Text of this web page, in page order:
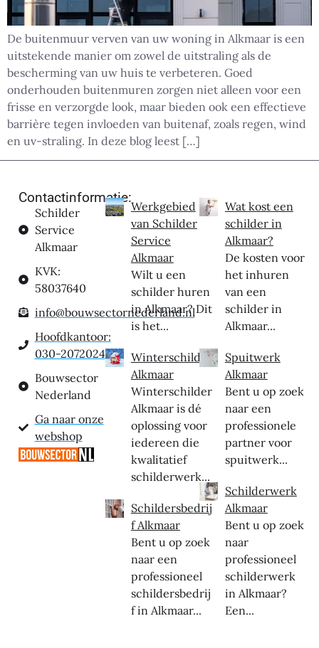
De buitenmuur verven van uw woning in Alkmaar is een
uitstekende manier om zowel de uitstraling als de
bescherming van uw huis te verbeteren. Goed
onderhouden buitenmuren zorgen niet alleen voor een
frisse en verzorgde look, maar bieden ook een effectieve
barrière tegen invloeden van buitenaf, zoals regen, wind
en uv-straling. In deze blog leest […]
Contactinformatie:
Schilder
Service
Alkmaar
KVK:
58037640
info@bouwsectornederland.nl
Hoofdkantoor:
030-2072024
Bouwsector
Nederland
Ga naar onze
webshop
Werkgebied
van Schilder
Service
Alkmaar
Wilt u een
schilder huren
in Alkmaar? Dit
is het...
Winterschilder
Alkmaar
Winterschilder
Alkmaar is dé
oplossing voor
iedereen die
kwalitatief
schilderwerk...
Schildersbedrij
f Alkmaar
Bent u op zoek
naar een
professioneel
schildersbedrij
f in Alkmaar...
Wat kost een
schilder in
Alkmaar?
De kosten voor
het inhuren
van een
schilder in
Alkmaar...
Spuitwerk
Alkmaar
Bent u op zoek
naar een
professionele
partner voor
spuitwerk...
Schilderwerk
Alkmaar
Bent u op zoek
naar
professioneel
schilderwerk
in Alkmaar?
Een...